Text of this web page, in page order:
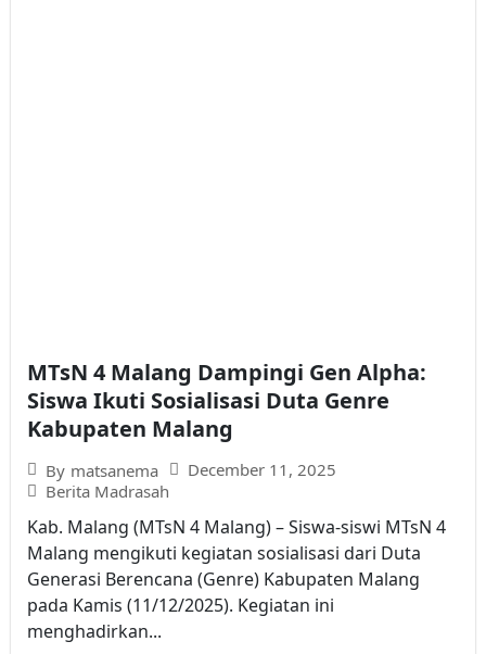
MTsN 4 Malang Dampingi Gen Alpha:
Siswa Ikuti Sosialisasi Duta Genre
Kabupaten Malang
By matsanema
December 11, 2025
Berita Madrasah
Kab. Malang (MTsN 4 Malang) – Siswa-siswi MTsN 4
Malang mengikuti kegiatan sosialisasi dari Duta
Generasi Berencana (Genre) Kabupaten Malang
pada Kamis (11/12/2025). Kegiatan ini
menghadirkan...